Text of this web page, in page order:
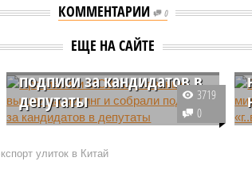
КОММЕНТАРИИ 0
ЕЩЕ НА САЙТЕ
Противники МСЗ под
Казанью вышли на
митинг и собрали
подписи за кандидатов в
депутаты
Активисты движения против
мусоросжигательного завода
3719
0
улиток в Китай